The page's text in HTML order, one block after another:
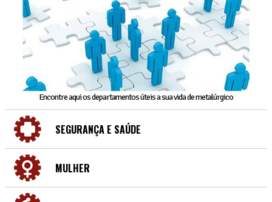
Encontre aqui os departamentos úteis a sua vida de metalúrgico
SEGURANÇA E SAÚDE
MULHER